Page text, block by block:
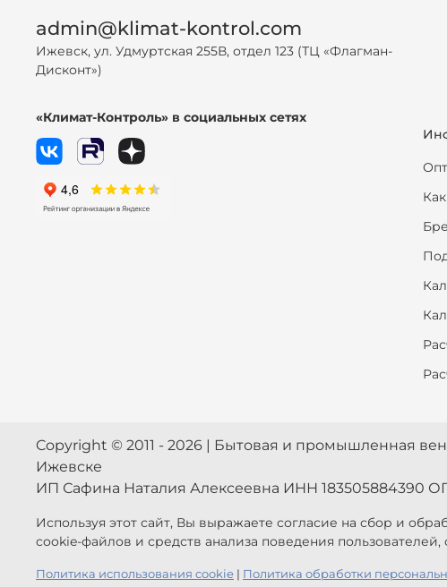
admin@klimat-kontrol.com
Ижевск, ул. Удмуртская 255В, отдел 123 (ТЦ «Флагман-
Дисконт»)
«Климат-Контроль» в социальных сетях
Copyright © 2011 - 2026 | Бытовая и промышленная
Ижевске
ИП Сафина Наталия Алексеевна ИНН 183505884390
Используя этот сайт, Вы выражаете согласие на сбор и
cookie-файлов и средств анализа поведения
Политика использования cookie | Политика обработки